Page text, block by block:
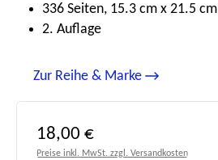
336 Seiten, 15.3 cm x 21.5 cm
2. Auflage
Zur Reihe & Marke
Regulärer Preis:
18,00 €
Preise inkl. MwSt. zzgl. Versandkosten